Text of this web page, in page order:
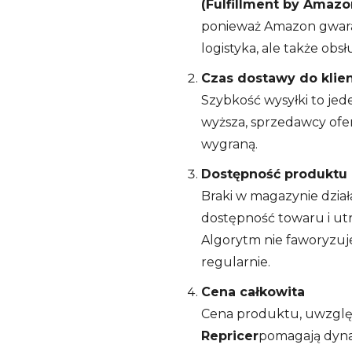
(Fulfillment by
ponieważ Amazon
logistyka, ale także
Czas dostawy do
Szybkość wysyłki to
wyższa, sprzedawcy
wygraną.
Dostępność produktu
Braki w magazynie
dostępność towaru i
Algorytm nie
regularnie.
Cena całkowita
Cena produktu,
Repricerpomagają